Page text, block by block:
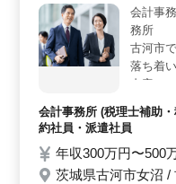
す。 ＜魅力的な給与
円、時給1,000円〜
当は全額支給され、年
労働条件が整っていま
ちしております。
会計事務所 / 税理士補助・税理
務所
古河市
落ち着
内容＋
・決算
所得税
年間休
けたい
ご応募く
会計事務所 (税理士補助
約社員・派遣社員
年収300万円〜500
茨城県古河市女沼 /